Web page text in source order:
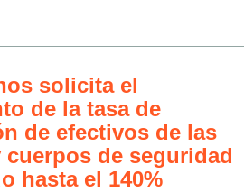
solicita el
de la tasa de
de efectivos de las
cuerpos de seguridad
hasta el 140%